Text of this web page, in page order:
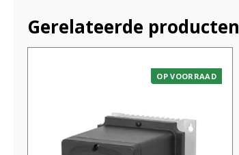
Gerelateerde producten
OP VOORRAAD